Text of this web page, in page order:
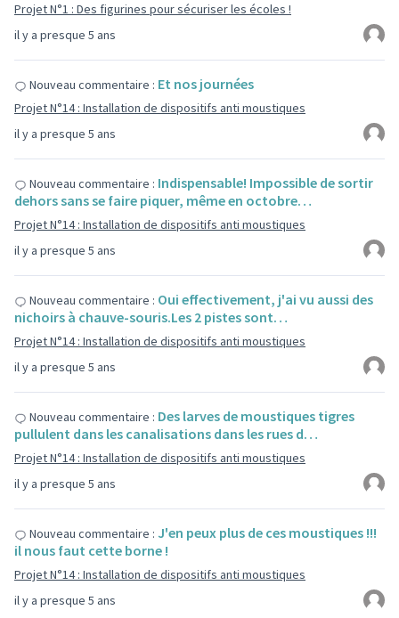
il y a presque 5 ans
Projet N°1 : Des figurines pour sécuriser les écoles !
il y a presque 5 ans
Nouveau commentaire : Et nos journées
Projet N°14 : Installation de dispositifs anti moustiques
il y a presque 5 ans
Nouveau commentaire : Indispensable! Impossible de sortir
dehors sans se faire piquer, même en octobre…
Projet N°14 : Installation de dispositifs anti moustiques
il y a presque 5 ans
Nouveau commentaire : Oui effectivement, j'ai vu aussi des
nichoirs à chauve-souris.Les 2 pistes sont…
Projet N°14 : Installation de dispositifs anti moustiques
il y a presque 5 ans
Nouveau commentaire : Des larves de moustiques tigres
pullulent dans les canalisations dans les rues d…
Projet N°14 : Installation de dispositifs anti moustiques
il y a presque 5 ans
Nouveau commentaire : J'en peux plus de ces moustiques !!!
il nous faut cette borne !
Projet N°14 : Installation de dispositifs anti moustiques